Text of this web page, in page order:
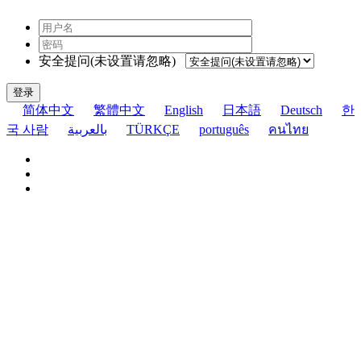
安全提问(未设置请忽略)
登录
简体中文 繁體中文 English 日本語 Deutsch
한
국 사람
بالعربية TÜRKÇE português คนไทย